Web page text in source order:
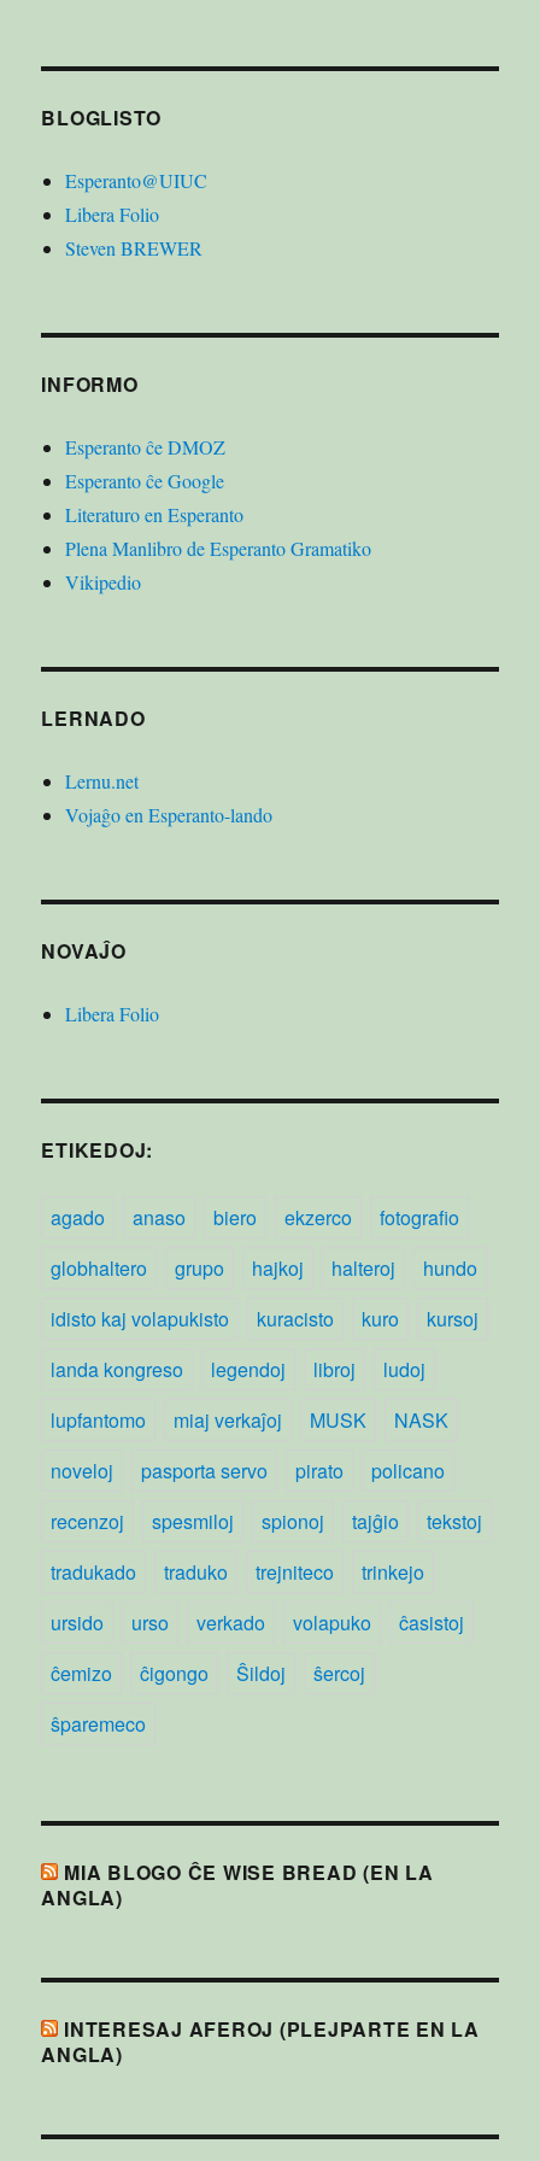
BLOGLISTO
Esperanto@UIUC
Libera Folio
Steven BREWER
INFORMO
Esperanto ĉe DMOZ
Esperanto ĉe Google
Literaturo en Esperanto
Plena Manlibro de Esperanto Gramatiko
Vikipedio
LERNADO
Lernu.net
Vojaĝo en Esperanto-lando
NOVAĴO
Libera Folio
ETIKEDOJ:
agado anaso biero ekzerco
fotografio
globhaltero
grupo hajkoj halteroj
hundo
idisto kaj volapukisto
kuracisto kuro
kursoj
landa kongreso
legendoj libroj
ludoj
lupfantomo
miaj verkaĵoj MUSK
NASK
noveloj
pasporta servo pirato
policano
recenzoj
spesmiloj spionoj tajĝio
tekstoj
tradukado
traduko trejniteco
trinkejo
ursido
urso verkado volapuko
ĉasistoj
ĉemizo
ĉigongo Ŝildoj
ŝercoj
ŝparemeco
MIA BLOGO ĈE WISE BREAD (EN LA
ANGLA)
INTERESAJ AFEROJ (PLEJPARTE EN LA
ANGLA)